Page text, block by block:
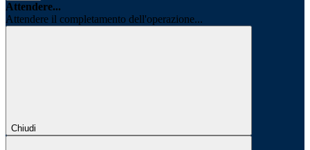
Attendere...
Attendere il completamento dell'operazione...
Chiudi